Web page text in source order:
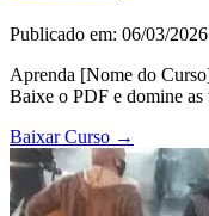
Publicado em: 06/03/2026
Aprenda [Nome do
Baixe o PDF e domine as
Baixar Curso →